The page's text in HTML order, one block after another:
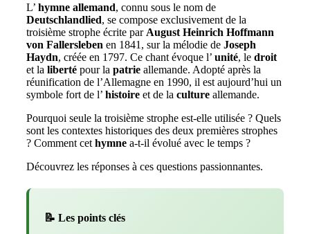
L’ hymne allemand, connu sous le nom de
Deutschlandlied, se compose exclusivement de la
troisième strophe écrite par August Heinrich Hoffmann
von Fallersleben en 1841, sur la mélodie de Joseph
Haydn, créée en 1797. Ce chant évoque l’ unité, le droit
et la liberté pour la patrie allemande. Adopté après la
réunification de l’Allemagne en 1990, il est aujourd’hui un
symbole fort de l’ histoire et de la culture allemande.
Pourquoi seule la troisième strophe est-elle utilisée ? Quels
sont les contextes historiques des deux premières strophes
? Comment cet hymne a-t-il évolué avec le temps ?
Découvrez les réponses à ces questions passionnantes.
📝 Les points clés